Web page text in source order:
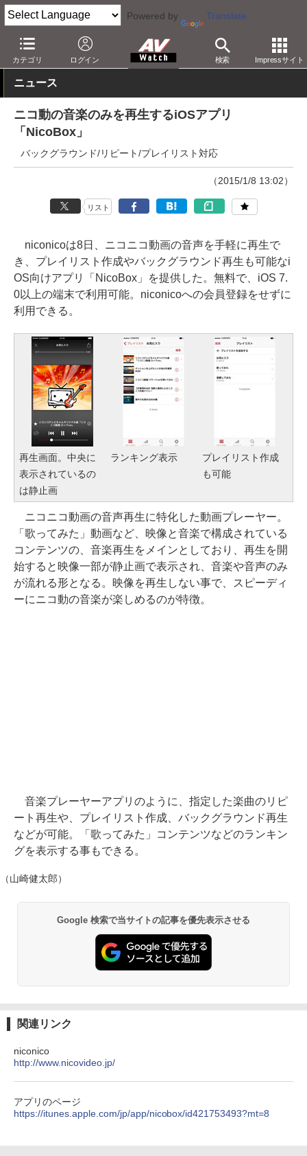
Powered by Translate
カテゴリ ログイン 検索 Impressサイト
AV Watch 製品 アプリ/ソフトウェア
ニュース
ニコ動の音楽のみを再生するiOSアプリ
「NicoBox」
バックグラウンド/リピート/プレイリスト対応
（2015/1/8 13:02）
リスト
niconicoは8日、ニコニコ動画の音声を手軽に再生で
き、プレイリスト作成やバックグラウンド再生も可能なi
OS向けアプリ「NicoBox」を提供した。無料で、iOS 7.
0以上の端末で利用可能。niconicoへの会員登録をせずに
利用できる。
再生画面。中央に
表示されているの
は静止画
ランキング表示
プレイリスト作成
も可能
ニコニコ動画の音声再生に特化した動画プレーヤー。
「歌ってみた」動画など、映像と音楽で構成されている
コンテンツの、音楽再生をメインとしており、再生を開
始すると映像一部が静止画で表示され、音楽や音声のみ
が流れる形となる。映像を再生しない事で、スピーディ
ーにニコ動の音楽が楽しめるのが特徴。
音楽プレーヤーアプリのように、指定した楽曲のリピ
ート再生や、プレイリスト作成、バックグラウンド再生
などが可能。「歌ってみた」コンテンツなどのランキン
グを表示する事もできる。
（山崎健太郎）
Google 検索で当サイトの記事を優先表示させる
関連リンク
niconico
http://www.nicovideo.jp/
アプリのページ
https://itunes.apple.com/jp/app/nicobox/id421753493?mt=8